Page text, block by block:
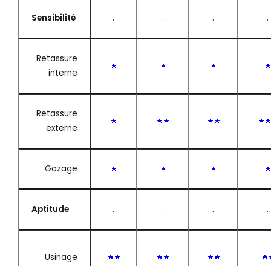
Sensibilité . . . .
Retassure
interne
Retassure
externe
Gazage
Aptitude . . . .
Usinage